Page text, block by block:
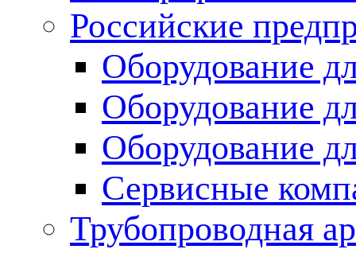
Российские
Оборудование
Оборудование
Оборудование
Сервисные
Трубопроводная